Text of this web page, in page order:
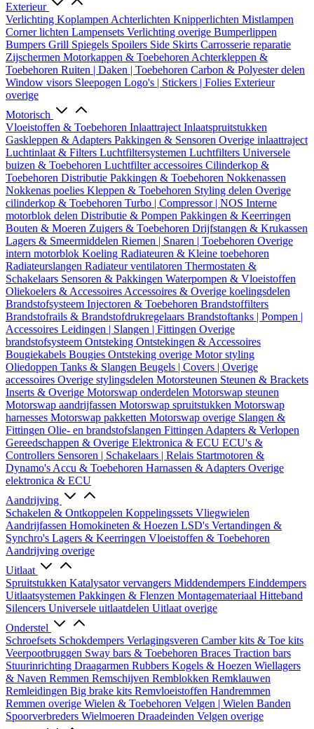
Exterieur
Verlichting Koplampen Achterlichten Knipperlichten Mistlampen
Corner lichten Lampensets Verlichting overige Bumperlippen
Bumpers Grill Spiegels Spoilers Side Skirts Carrosserie reparatie
Zijschermen Motorkappen & Toebehoren Achterkleppen &
Toebehoren Ruiten | Daken | Toebehoren Carbon & Polyester delen
Window visors Sleepogen Logo's | Stickers | Folies Exterieur
overige
Motorisch
Vloeistoffen & Toebehoren Inlaattraject Inlaatspruitstukken
Gaskleppen & Adapters Pakkingen & Sensoren Overige inlaattraject
Luchtinlaat & Filters Luchtfiltersystemen Luchtfilters Universele
buizen & Toebehoren Luchtfilter accessoires Cilinderkop &
Toebehoren Distributie Pakkingen & Toebehoren Nokkenassen
Nokkenas poelies Kleppen & Toebehoren Styling delen Overige
cilinderkop & Toebehoren Turbo | Compressor | NOS Interne
motorblok delen Distributie & Pompen Pakkingen & Keerringen
Bouten & Moeren Zuigers & Toebehoren Drijfstangen & Krukassen
Lagers & Smeermiddelen Riemen | Snaren | Toebehoren Overige
intern motorblok Koeling Radiateuren & Kleine toebehoren
Radiateurslangen Radiateur ventilatoren Thermostaten &
Schakelaars Sensoren & Pakkingen Waterpompen & Vloeistoffen
Oliekoelers & Accessoires Accessoires & Overige koelingsdelen
Brandstofsysteem Injectoren & Toebehoren Brandstoffilters
Brandstofrails & Brandstofdrukregelaars Brandstoftanks | Pompen |
Accessoires Leidingen | Slangen | Fittingen Overige
brandstofsysteem Ontsteking Ontstekingen & Accessoires
Bougiekabels Bougies Ontsteking overige Motor styling
Oliedoppen Tanks & Slangen Beugels | Covers | Overige
accessoires Overige stylingsdelen Motorsteunen Steunen & Brackets
Inserts & Overige Motorswap onderdelen Motorswap steunen
Motorswap aandrijfassen Motorswap spruitstukken Motorswap
harnesses Motorswap pakketten Motorswap overige Slangen &
Fittingen Olie- en brandstofslangen Fittingen Adapters & Verlopen
Gereedschappen & Overige Elektronica & ECU ECU's &
Controllers Sensoren | Schakelaars | Relais Startmotoren &
Dynamo's Accu & Toebehoren Harnassen & Adapters Overige
elektronica & ECU
Aandrijving
Schakelen & Ontkoppelen Koppelingssets Vliegwielen
Aandrijfassen Homokineten & Hoezen LSD's Vertandingen &
Synchro's Lagers & Keerringen Vloeistoffen & Toebehoren
Aandrijving overige
Uitlaat
Spruitstukken Katalysator vervangers Middendempers Einddempers
Uitlaatsystemen Pakkingen & Flenzen Montagemateriaal Hitteband
Silencers Universele uitlaatdelen Uitlaat overige
Onderstel
Schroefsets Schokdempers Verlagingsveren Camber kits & Toe kits
Veerpootbruggen Sway bars & Toebehoren Braces Traction bars
Stuurinrichting Draagarmen Rubbers Kogels & Hoezen Wiellagers
& Naven Remmen Remschijven Remblokken Remklauwen
Remleidingen Big brake kits Remvloeistoffen Handremmen
Remmen overige Wielen & Toebehoren Velgen | Wielen Banden
Spoorverbreders Wielmoeren Draadeinden Velgen overige